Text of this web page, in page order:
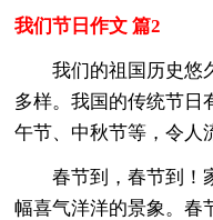
我们节日作文 篇2
我们的祖国历史悠久
多样。我国的传统节日
午节、中秋节等，令人
春节到，春节到！
幅喜气洋洋的景象。春